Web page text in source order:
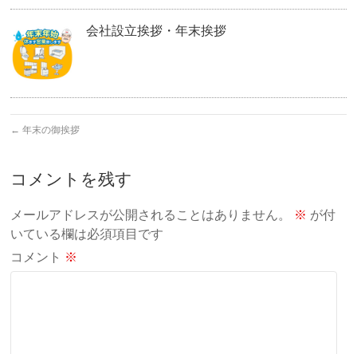
会社設立挨拶・年末挨拶
← 年末の御挨拶
コメントを残す
メールアドレスが公開されることはありません。 ※ が付
いている欄は必須項目です
コメント ※